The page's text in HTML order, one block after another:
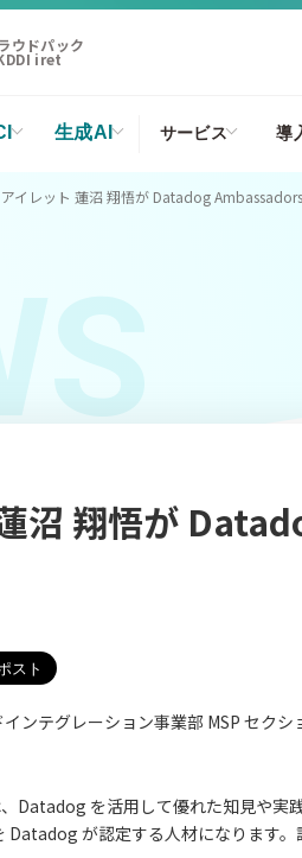
ウドパック
iret
生成AI サービス 導
アイレット 蓮沼 翔悟が Datadog
沼 翔悟が
ンテグレーション事業部 MSP セク
Datadog を活用して優れた知見や実
Datadog が認定する人材になります。